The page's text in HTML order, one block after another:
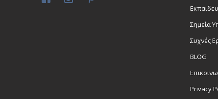
Σημεία
Συχνές
BLOG
Privacy